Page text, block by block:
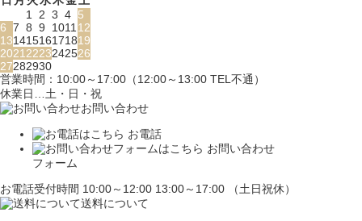
1
2 3 4 5
6 7 8 9 1011 12
13141516171819
2021 2223242526
27282930
営業時間：10:00～17:00（12:00～13:00 TEL不通）
休業日…土・日・祝
お問い合わせ
お電話
お問い合わせ
フォーム
お電話受付時間 10:00～12:00 13:00～17:00 （土日祝休）
送料について